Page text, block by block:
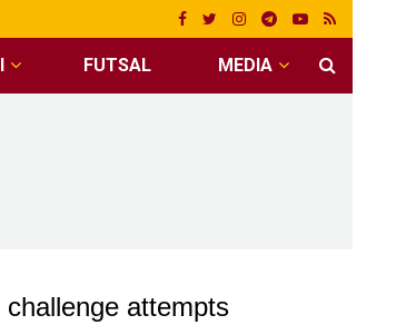
FUTSAL MEDIA